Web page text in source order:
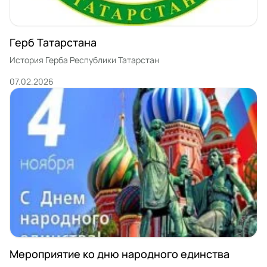
Герб Татарстана
История Герба Республики Татарстан
07.02.2026
Мероприятие ко дню народного единства